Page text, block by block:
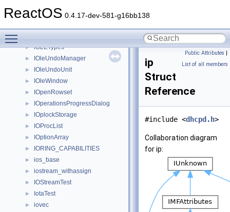
ReactOS 0.4.17-dev-581-g16bb138
► IOleLink
► IOLETypes
► IOleUndoManager
► IOleUndoUnit
► IOleWindow
► IOpenRowset
► IOperationsProgressDialog
► IOplockStorage
► IOProcList
► IOptionArray
► IORING_CAPABILITIES
► ios_base
► iostream_withassign
► IOStreamTest
► IotaTest
► iovec
Public Attributes |
List of all members
ip
Struct
Reference
#include <dhcpd.h>
Collaboration diagram
for ip: